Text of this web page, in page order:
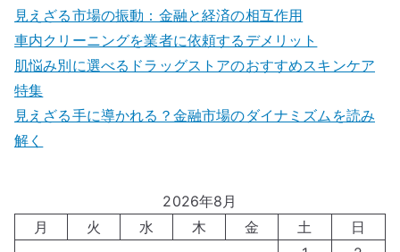
見えざる市場の振動：金融と経済の相互作用
車内クリーニングを業者に依頼するデメリット
肌悩み別に選べるドラッグストアのおすすめスキンケア
特集
見えざる手に導かれる？金融市場のダイナミズムを読み
解く
2026年8月
月
火 水 木 金 土
日